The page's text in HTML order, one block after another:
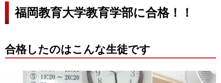
福岡教育大学教育学部に合格！！
合格したのはこんな生徒です